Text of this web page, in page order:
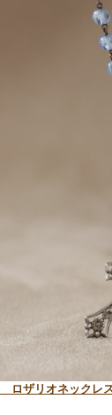
ロザリオネックレ